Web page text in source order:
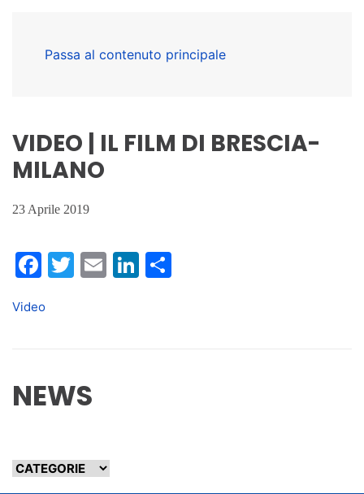
Passa al contenuto principale
VIDEO | IL FILM DI BRESCIA-
MILANO
23 Aprile 2019
Facebook
Twitter
EmailLinkedIn
Video
NEWS